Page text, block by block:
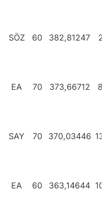
SÖZ 60 382,81247
EA 70 373,66712
SAY 70 370,03446
EA 60 363,14644